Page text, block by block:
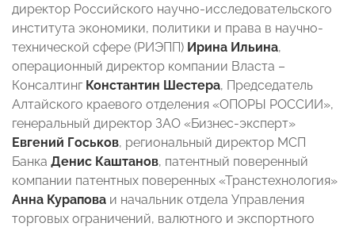
директор Российского научно-исследовательского
института экономики, политики и права в научно-
технической сфере (РИЭПП) Ирина Ильина,
операционный директор компании Власта –
Консалтинг Константин Шестера, Председатель
Алтайского краевого отделения «ОПОРЫ РОССИИ»,
генеральный директор ЗАО «Бизнес-эксперт»
Евгений Госьков, региональный директор МСП
Банка Денис Каштанов, патентный поверенный
компании патентных поверенных «Транстехнология»
Анна Курапова и начальник отдела Управления
торговых ограничений, валютного и экспортного